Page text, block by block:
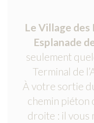
Le Village des
Esplanade
seulement
Terminal de
À votre sortie
chemin
droite : il vous